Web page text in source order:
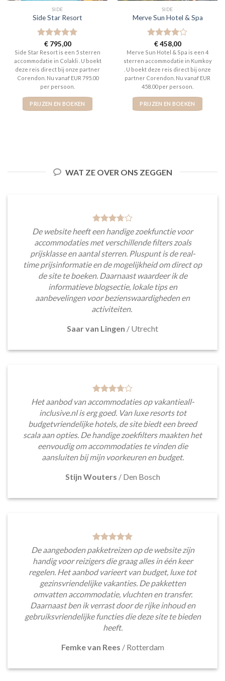
SIDE
Side Star Resort
Gewaardeerd
5uit 5
€795,00
Side Star Resort is een 5 sterren
accommodatie in Colakli . U boekt
deze reis direct bij onze partner
Corendon. Nu vanaf EUR 795.00
per persoon.
PRIJZEN EN BOEKEN
SIDE
Merve Sun Hotel & Spa
Gewaardeerd
4uit 5
€458,00
Merve Sun Hotel & Spa is een 4
sterren accommodatie in Kumkoy
. U boekt deze reis direct bij onze
partner Corendon. Nu vanaf EUR
458.00 per persoon.
PRIJZEN EN BOEKEN
WAT ZE OVER ONS ZEGGEN
De website heeft een handige zoekfunctie voor
accommodaties met verschillende filters zoals
prijsklasse en aantal sterren. Pluspunt is de real-
time prijsinformatie en de mogelijkheid om direct op
de site te boeken. Daarnaast waardeer ik de
informatieve blogsectie, lokale tips en
aanbevelingen voor bezienswaardigheden en
activiteiten.
Saar van Lingen / Utrecht
Het aanbod van accommodaties op vakantieall-
inclusive.nl is erg goed. Van luxe resorts tot
budgetvriendelijke hotels, de site biedt een breed
scala aan opties. De handige zoekfilters maakten het
eenvoudig om accommodaties te vinden die
aansluiten bij mijn voorkeuren en budget.
Stijn Wouters / Den Bosch
De aangeboden pakketreizen op de website zijn
handig voor reizigers die graag alles in één keer
regelen. Het aanbod varieert van budget, luxe tot
gezinsvriendelijke vakanties. De pakketten
omvatten accommodatie, vluchten en transfer.
Daarnaast ben ik verrast door de rijke inhoud en
gebruiksvriendelijke functies die deze site te bieden
heeft.
Femke van Rees / Rotterdam